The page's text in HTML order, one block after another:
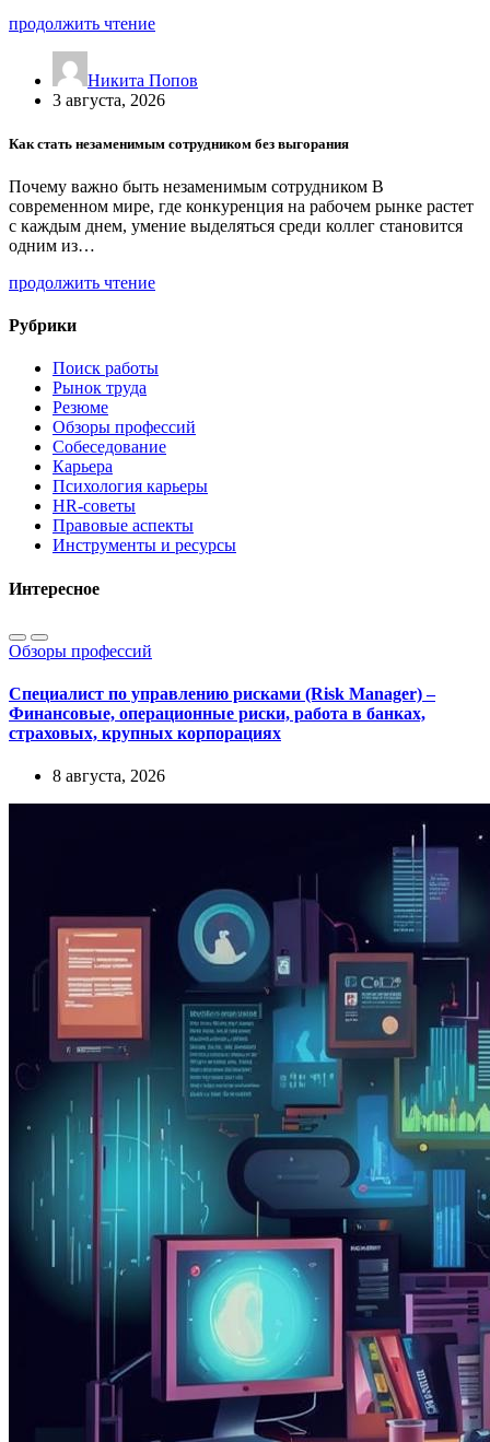
продолжить чтение
Никита Попов
3 августа, 2026
Как стать незаменимым сотрудником без выгорания
Почему важно быть незаменимым сотрудником В
современном мире, где конкуренция на рабочем рынке растет
с каждым днем, умение выделяться среди коллег становится
одним из…
продолжить чтение
Рубрики
Поиск работы
Рынок труда
Резюме
Обзоры профессий
Собеседование
Карьера
Психология карьеры
HR-советы
Правовые аспекты
Инструменты и ресурсы
Интересное
Обзоры профессий
Специалист по управлению рисками (Risk Manager) –
Финансовые, операционные риски, работа в банках,
страховых, крупных корпорациях
8 августа, 2026